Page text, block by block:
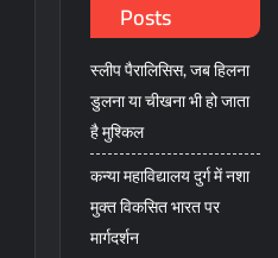
Posts
स्लीप पैरालिसिस, जब हिलना
डुलना या चीखना भी हो जाता
है मुश्किल
कन्या महाविद्यालय दुर्ग में नशा
मुक्त विकसित भारत पर
मार्गदर्शन